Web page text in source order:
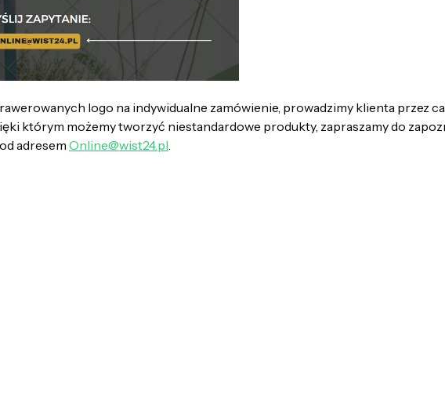
logo na indywidualne zamówienie, prowadzimy klienta przez
którym możemy tworzyć niestandardowe produkty, zapraszamy do
adresemOnline@wist24.pl.